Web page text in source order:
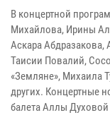
В концертной
Михайлова, Ирины
Аскара Абдразакова,
Таисии Повалий,
«Земляне», Михаила
других. Концертные
балета Аллы